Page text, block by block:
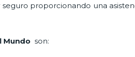
proporcionando una
Mundoson: